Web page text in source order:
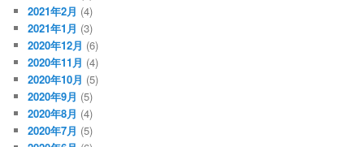
2021年2月 (4)
2021年1月 (3)
2020年12月 (6)
2020年11月 (4)
2020年10月 (5)
2020年9月 (5)
2020年8月 (4)
2020年7月 (5)